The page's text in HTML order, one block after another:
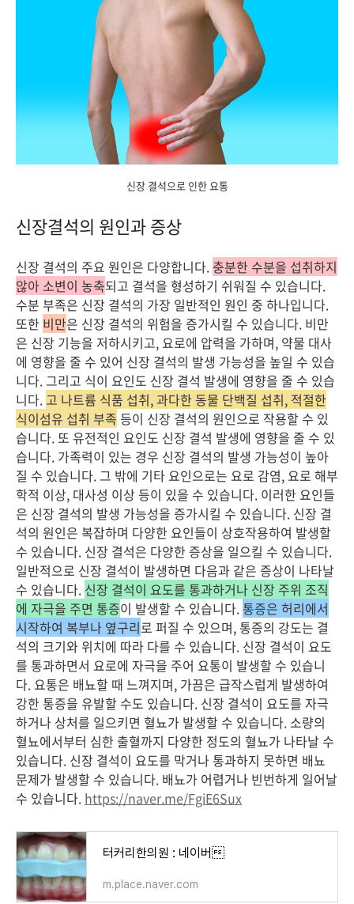
신장 결석으로 인한 요통
신장결석의 원인과 증상
신장 결석의 주요 원인은 다양합니다.충분한 수분을 섭취하지
않아 소변이 농축되고 결석을 형성하기 쉬워질 수 있습니다.
수분 부족은 신장 결석의 가장 일반적인 원인 중 하나입니다.
또한 비만은 신장 결석의 위험을 증가시킬 수 있습니다. 비만
은 신장 기능을 저하시키고, 요로에 압력을 가하며, 약물 대사
에 영향을 줄 수 있어 신장 결석의 발생 가능성을 높일 수 있습
니다. 그리고 식이 요인도 신장 결석 발생에 영향을 줄 수 있습
니다. 고 나트륨 식품 섭취, 과다한 동물 단백질 섭취, 적절한
식이섬유 섭취 부족 등이 신장 결석의 원인으로 작용할 수 있
습니다. 또 유전적인 요인도 신장 결석 발생에 영향을 줄 수 있
습니다. 가족력이 있는 경우 신장 결석의 발생 가능성이 높아
질 수 있습니다. 그 밖에 기타 요인으로는 요로 감염, 요로 해부
학적 이상, 대사성 이상 등이 있을 수 있습니다. 이러한 요인들
은 신장 결석의 발생 가능성을 증가시킬 수 있습니다. 신장 결
석의 원인은 복잡하며 다양한 요인들이 상호작용하여 발생할
수 있습니다. 신장 결석은 다양한 증상을 일으킬 수 있습니다.
일반적으로 신장 결석이 발생하면 다음과 같은 증상이 나타날
수 있습니다. 신장 결석이 요도를 통과하거나 신장 주위 조직
에 자극을 주면 통증이 발생할 수 있습니다.통증은 허리에서
시작하여 복부나 옆구리로 퍼질 수 있으며, 통증의 강도는 결
석의 크기와 위치에 따라 다를 수 있습니다. 신장 결석이 요도
를 통과하면서 요로에 자극을 주어 요통이 발생할 수 있습니
다. 요통은 배뇨할 때 느껴지며, 가끔은 급작스럽게 발생하여
강한 통증을 유발할 수도 있습니다. 신장 결석이 요도를 자극
하거나 상처를 일으키면 혈뇨가 발생할 수 있습니다. 소량의
혈뇨에서부터 심한 출혈까지 다양한 정도의 혈뇨가 나타날 수
있습니다. 신장 결석이 요도를 막거나 통과하지 못하면 배뇨
문제가 발생할 수 있습니다. 배뇨가 어렵거나 빈번하게 일어날
수 있습니다. https://naver.me/FgiE6Sux
터커리한의원 : 네이버
m.place.naver.com